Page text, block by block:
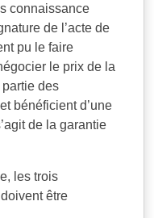
connaissance
de l’acte de
pu le faire
le prix de la
des
bénéficient d’une
de la garantie
les trois
être